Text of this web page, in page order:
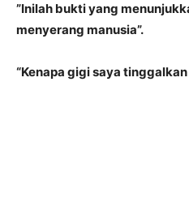
”Inilah bukti yang
menyerang manusia”.
“Kenapa gigi saya tinggalkan